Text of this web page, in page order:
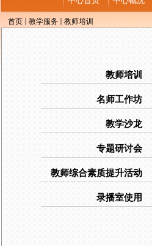
首页 教学服务 教师培训
教师培训
名师工作坊
教学沙龙
专题研讨会
教师综合素质提升活动
录播室使用